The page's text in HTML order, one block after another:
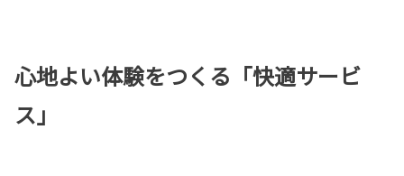
心地よい体験をつくる「快適サービ
ス」